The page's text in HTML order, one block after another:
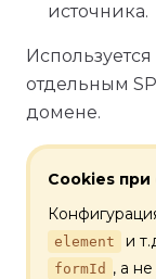
источника.
отдельным
домене.
Cookies
element и
formId , а